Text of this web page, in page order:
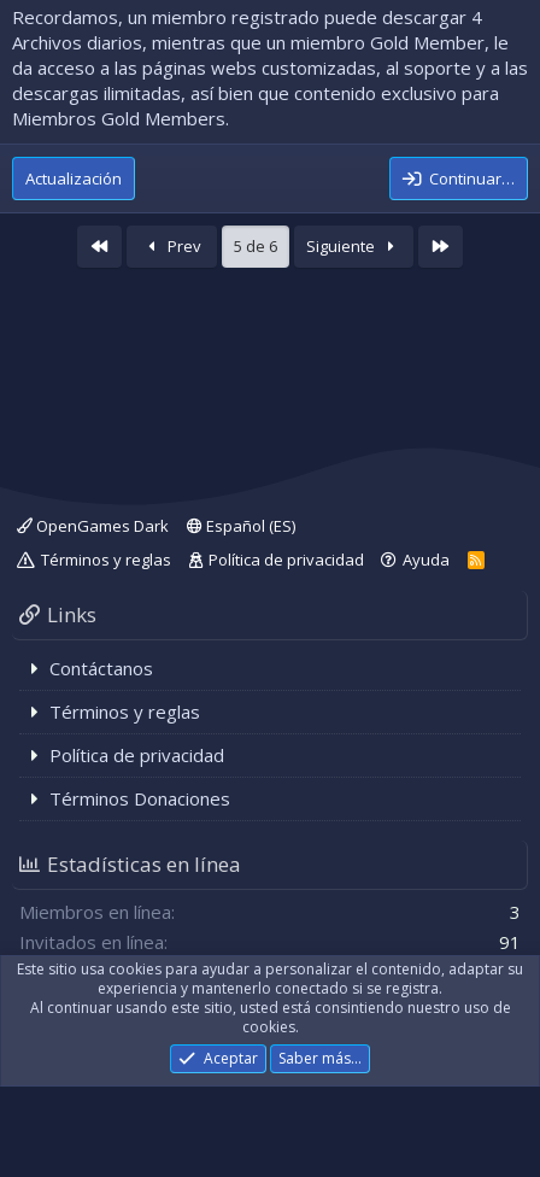
Recordamos, un miembro registrado puede descargar 4
Archivos diarios, mientras que un miembro Gold Member, le
da acceso a las páginas webs customizadas, al soporte y a las
descargas ilimitadas, así bien que contenido exclusivo para
Miembros Gold Members.
Actualización Continuar…
Primer Prev 5 de 6 Siguiente
OpenGames Dark
Español (ES)
Términos y reglas
Política de privacidad Ayuda
R
Links
Contáctanos
Términos y reglas
Política de privacidad
Términos Donaciones
Estadísticas en línea
Miembros en línea
3
Invitados en línea
91
Total de visitantes
94
El total puede incluir a los visitantes ocultos.